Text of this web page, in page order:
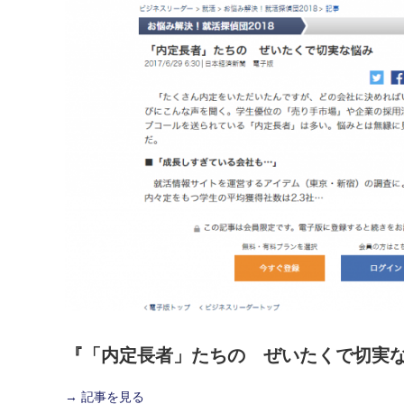
『「内定長者」たちの ぜいたくで切実
→ 記事を見る